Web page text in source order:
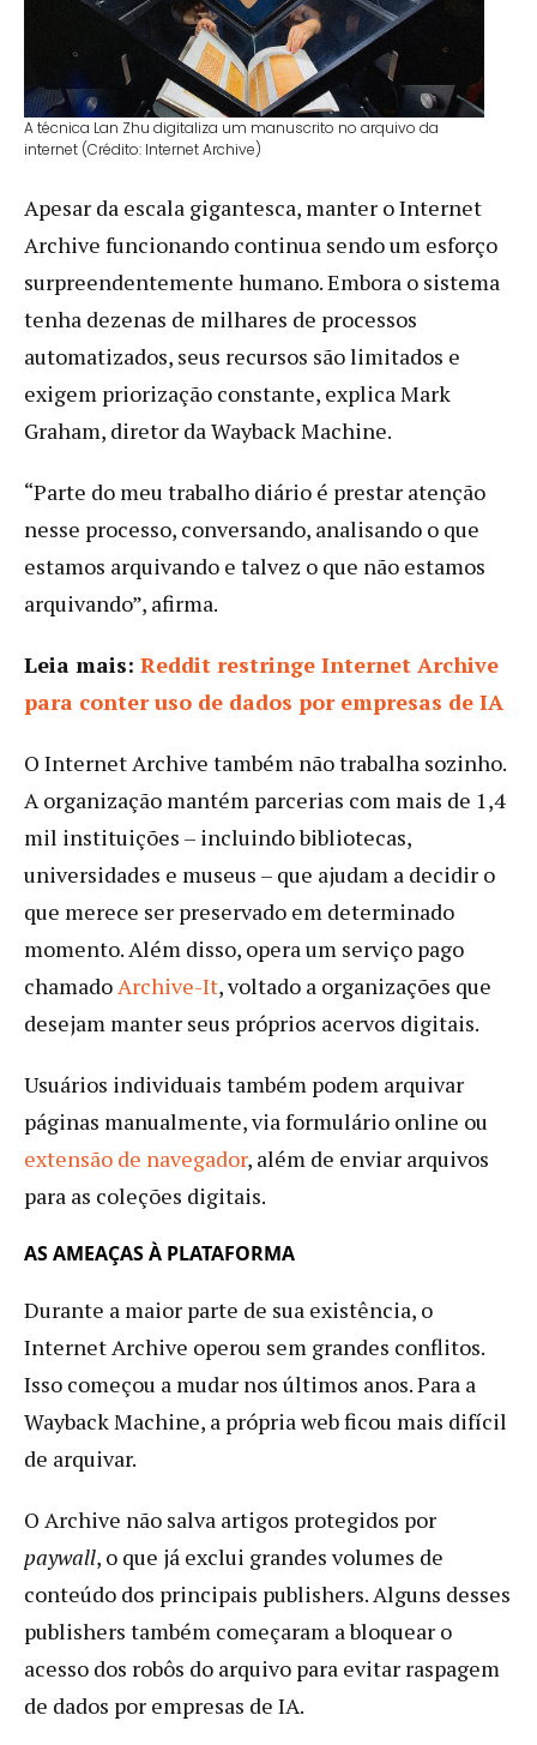
A técnica Lan Zhu digitaliza um manuscrito no arquivo da
internet (Crédito: Internet Archive)
Apesar da escala gigantesca, manter o Internet
Archive funcionando continua sendo um esforço
surpreendentemente humano. Embora o sistema
tenha dezenas de milhares de processos
automatizados, seus recursos são limitados e
exigem priorização constante, explica Mark
Graham, diretor da Wayback Machine.
“Parte do meu trabalho diário é prestar atenção
nesse processo, conversando, analisando o que
estamos arquivando e talvez o que não estamos
arquivando”, afirma.
Leia mais: Reddit restringe Internet Archive
para conter uso de dados por empresas de IA
O Internet Archive também não trabalha sozinho.
A organização mantém parcerias com mais de 1,4
mil instituições – incluindo bibliotecas,
universidades e museus – que ajudam a decidir o
que merece ser preservado em determinado
momento. Além disso, opera um serviço pago
chamadoArchive-It, voltado a organizações que
desejam manter seus próprios acervos digitais.
Usuários individuais também podem arquivar
páginas manualmente, via formulário online ou
extensão de navegador, além de enviar arquivos
para as coleções digitais.
AS AMEAÇAS À PLATAFORMA
Durante a maior parte de sua existência, o
Internet Archive operou sem grandes conflitos.
Isso começou a mudar nos últimos anos. Para a
Wayback Machine, a própria web ficou mais difícil
de arquivar.
O Archive não salva artigos protegidos por
paywall, o que já exclui grandes volumes de
conteúdo dos principais publishers. Alguns desses
publishers também começaram a bloquear o
acesso dos robôs do arquivo para evitar raspagem
de dados por empresas de IA.